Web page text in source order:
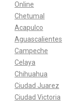
Online
Chetumal
Acapulco
Aguascalientes
Campeche
Celaya
Chihuahua
Ciudad Juarez
Ciudad Victoria